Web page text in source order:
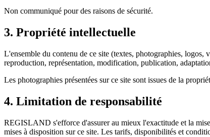
Non communiqué pour des raisons de sécurité.
3. Propriété intellectuelle
L'ensemble du contenu de ce site (textes, photographies,
reproduction, représentation, modification, publication,
Les photographies présentées sur ce site sont issues de la
4. Limitation de responsabilité
REGISLAND s'efforce d'assurer au mieux l'exactitude et la
mises à disposition sur ce site. Les tarifs, disponibilités et